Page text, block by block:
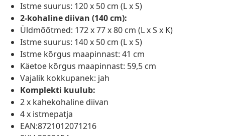
Istme suurus: 120 x 50 cm (L x S)
2-kohaline diivan (140 cm):
Üldmõõtmed: 172 x 77 x 80 cm (L x S x K)
Istme suurus: 140 x 50 cm (L x S)
Istme kõrgus maapinnast: 41 cm
Käetoe kõrgus maapinnast: 59,5 cm
Vajalik kokkupanek: jah
Komplekti kuulub:
2 x kahekohaline diivan
4 x istmepatja
EAN:8721012071216